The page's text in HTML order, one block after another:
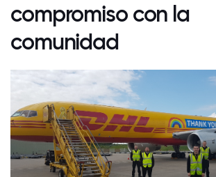
compromiso con la
comunidad